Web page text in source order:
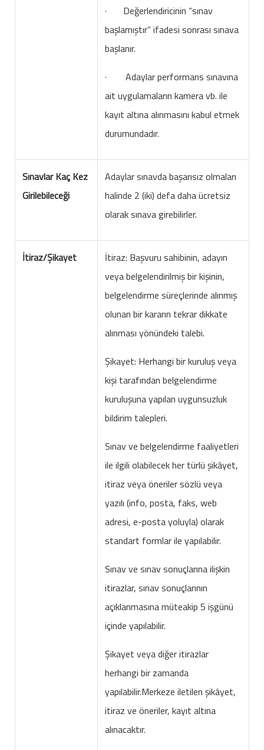
· Değerlendiricinin “sınav
başlamıştır” ifadesi sonrası sınava
başlanır.
· Adaylar performans sınavına
ait uygulamaların kamera vb. ile
kayıt altına alınmasını kabul etmek
durumundadır.
Sınavlar Kaç Kez
Girilebileceği
Adaylar sınavda başarısız olmaları
halinde 2 (iki) defa daha ücretsiz
olarak sınava girebilirler.
İtiraz/Şikayet
İtiraz: Başvuru sahibinin, adayın
veya belgelendirilmiş bir kişinin,
belgelendirme süreçlerinde alınmış
olunan bir kararın tekrar dikkate
alınması yönündeki talebi.
Şikayet: Herhangi bir kuruluş veya
kişi tarafından belgelendirme
kuruluşuna yapılan uygunsuzluk
bildirim talepleri.
Sınav ve belgelendirme faaliyetleri
ile ilgili olabilecek her türlü şikâyet,
itiraz veya öneriler sözlü veya
yazılı (info, posta, faks, web
adresi, e-posta yoluyla) olarak
standart formlar ile yapılabilir.
Sınav ve sınav sonuçlarına ilişkin
itirazlar, sınav sonuçlarının
açıklanmasına müteakip 5 işgünü
içinde yapılabilir.
Şikayet veya diğer itirazlar
herhangi bir zamanda
yapılabilir.Merkeze iletilen şikâyet,
itiraz ve öneriler, kayıt altına
alınacaktır.